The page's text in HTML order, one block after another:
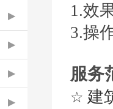
▶
▶
▶
▶
1.效
3.操
服务
☆ 建